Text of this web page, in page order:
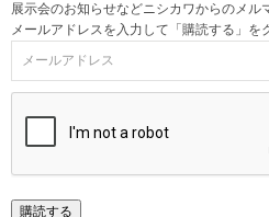
展示会のお知らせなどニシカワからのメル
メールアドレスを入力して「購読する」を